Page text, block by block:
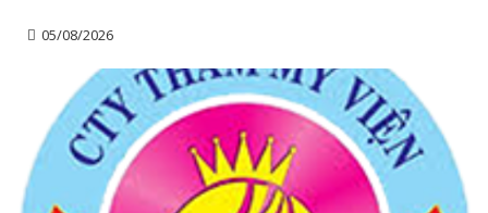
05/08/2026